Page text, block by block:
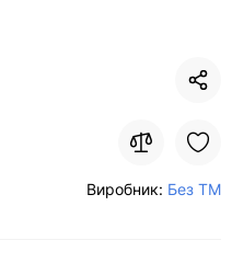
Виробник: Без ТМ